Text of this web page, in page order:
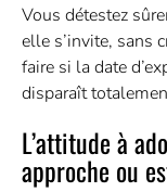
Vous détestez
elle s’invite, sans
faire si la date
disparaît
L’attitude à
approche ou